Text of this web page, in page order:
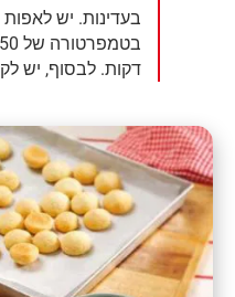
בעדינות. יש
דקות. לבסוף, יש